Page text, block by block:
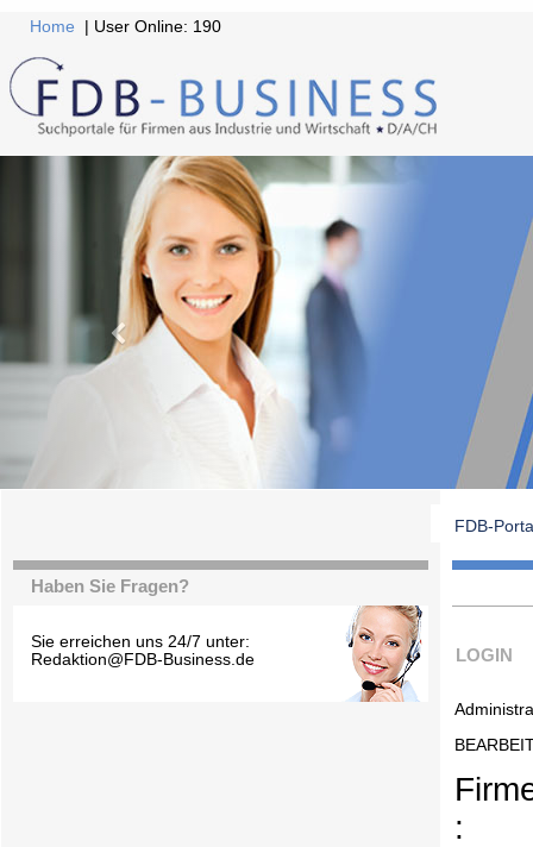
Home | User Online: 190
FDB-
Haben Sie Fragen?
Sie erreichen uns 24/7 unter:
Redaktion@FDB-Business.de
LOGIN
: